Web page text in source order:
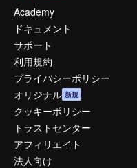
Academy
ドキュメント
サポート
利用規約
プライバシーポリシー
オリジナル 新規
クッキーポリシー
トラストセンター
アフィリエイト
法人向け